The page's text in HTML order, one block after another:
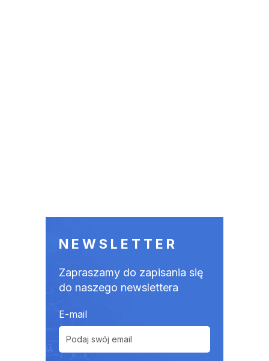
NEWSLETTER
Zapraszamy do zapisania się
do naszego newslettera
E-mail